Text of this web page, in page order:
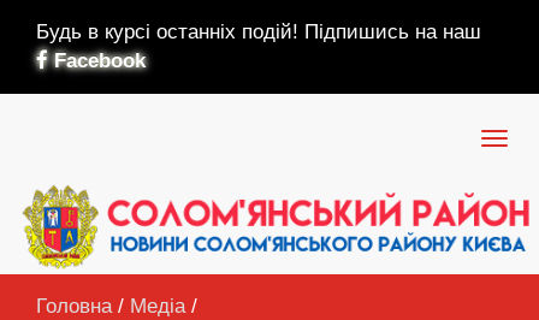
Будь в курсі останніх подій! Підпишись на наш
Facebook
Головна / Медіа /